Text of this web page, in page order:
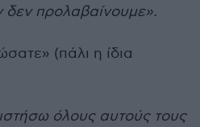
δεν προλαβαίνουμε».
(πάλι η ίδια
όλους αυτούς τους